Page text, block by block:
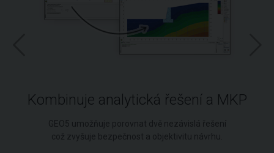
Kombinuje analytická řešení a MKP
GEO5 umožňuje porovnat dvě nezávislá řešení
což zvyšuje bezpečnost a objektivitu návrhu.